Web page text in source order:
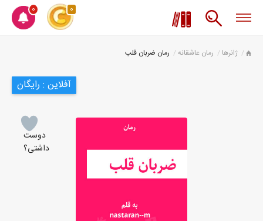
0 0
ژانرها رمان عاشقانه رمان ضربان قلب
آفلاین : رایگان
دوست
داشتی؟